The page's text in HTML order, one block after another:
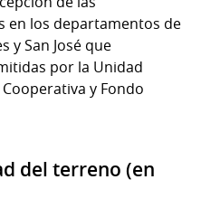
en los departamentos de
y San José que
por la Unidad
y Fondo
del terreno (en